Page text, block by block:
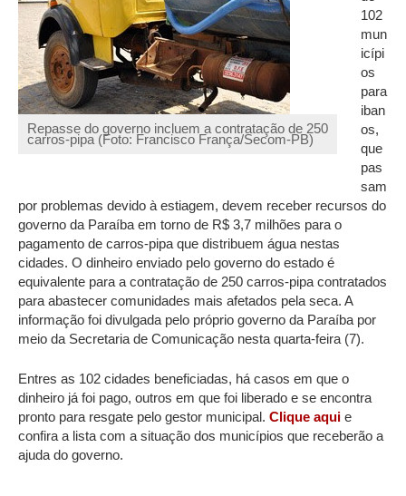
Repasse do governo incluem a contratação de 250
carros-pipa (Foto: Francisco França/Secom-PB)
102
mun
icípi
os
para
iban
os,
que
pas
sam
por problemas devido à estiagem, devem receber recursos do
governo da Paraíba em torno de R$ 3,7 milhões para o
pagamento de carros-pipa que distribuem água nestas
cidades. O dinheiro enviado pelo governo do estado é
equivalente para a contratação de 250 carros-pipa contratados
para abastecer comunidades mais afetados pela seca. A
informação foi divulgada pelo próprio governo da Paraíba por
meio da Secretaria de Comunicação nesta quarta-feira (7).
Entres as 102 cidades beneficiadas, há casos em que o
dinheiro já foi pago, outros em que foi liberado e se encontra
pronto para resgate pelo gestor municipal. Clique aqui e
confira a lista com a situação dos municípios que receberão a
ajuda do governo.